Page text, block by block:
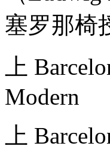
塞罗那椅
上
Modern
上